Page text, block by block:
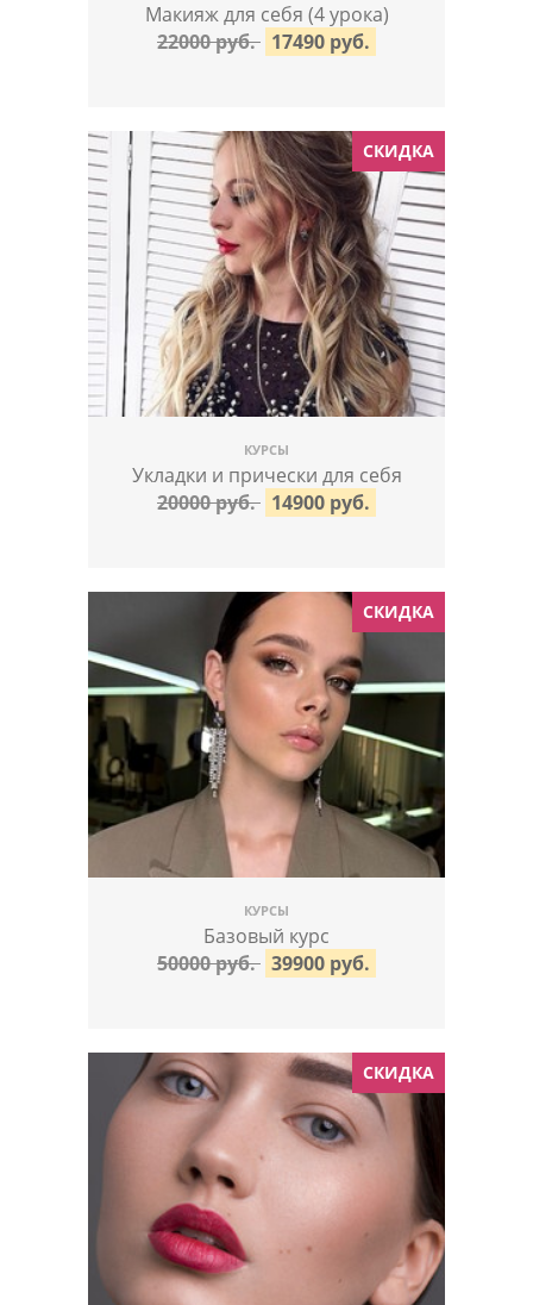
Макияж для себя (4 урока)
22000 руб. 17490 руб.
СКИДКА
КУРСЫ
Укладки и прически для себя
20000 руб. 14900 руб.
СКИДКА
КУРСЫ
Базовый курс
50000 руб. 39900 руб.
СКИДКА